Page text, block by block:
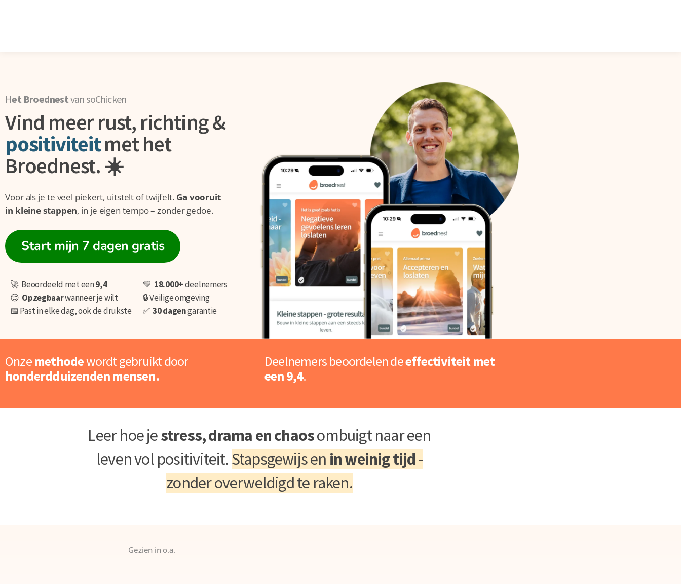
Het Broednestvan soChicken
Vind meer rust, richting &
positiviteitmet het
Broednest. ☀️
Voor als je te veel piekert, uitstelt of twijfelt. Ga vooruit
in kleine stappen, in je eigen tempo – zonder gedoe.
Start mijn 7 dagen gratis
🚀 Beoordeeld met een9,4
😌 Opzegbaarwanneer je wilt
📅 Past in elke dag, ook de drukste
💛 18.000+deelnemers
🔒 Veilige omgeving
✅30 dagengarantie
Onzemethodewordt gebruikt door
honderdduizenden mensen.
Deelnemers beoordelen deeffectiviteitmet
een 9,4.
Leer hoe jestress, drama en chaosombuigt naar een
leven vol positiviteit. Stapsgewijs en in weinig tijd -
zonder overweldigd te raken.
Gezien in o.a.